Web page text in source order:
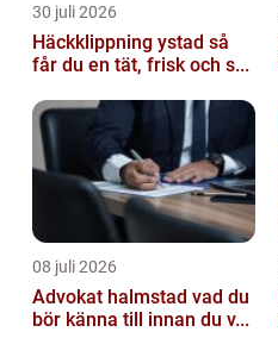
30 juli 2026
Häckklippning ystad så
får du en tät, frisk och s...
08 juli 2026
Advokat halmstad vad du
bör känna till innan du v...